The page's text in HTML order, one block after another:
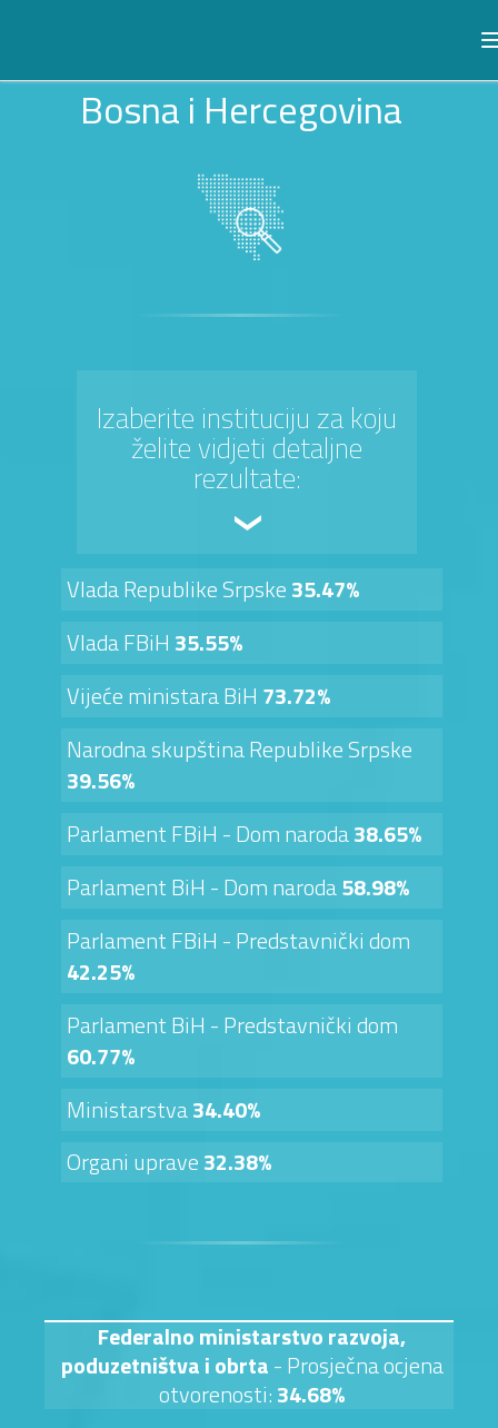
Bosna i Hercegovina
Izaberite instituciju za koju
želite vidjeti detaljne
rezultate:
Vlada Republike Srpske35.47%
Vlada FBiH 35.55%
Vijeće ministara BiH 73.72%
Narodna skupština Republike Srpske
39.56%
Parlament FBiH - Dom naroda38.65%
Parlament BiH - Dom naroda58.98%
Parlament FBiH - Predstavnički dom
42.25%
Parlament BiH - Predstavnički dom
60.77%
Ministarstva34.40%
Organi uprave32.38%
Federalno ministarstvo razvoja,
poduzetništva i obrta- Prosječna ocjena
otvorenosti:34.68%